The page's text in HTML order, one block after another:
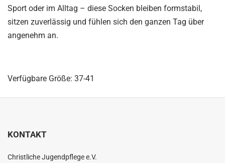
Sport oder im Alltag – diese Socken bleiben formstabil,
sitzen zuverlässig und fühlen sich den ganzen Tag über
angenehm an.
Verfügbare Größe: 37-41
KONTAKT
Christliche Jugendpflege e.V.